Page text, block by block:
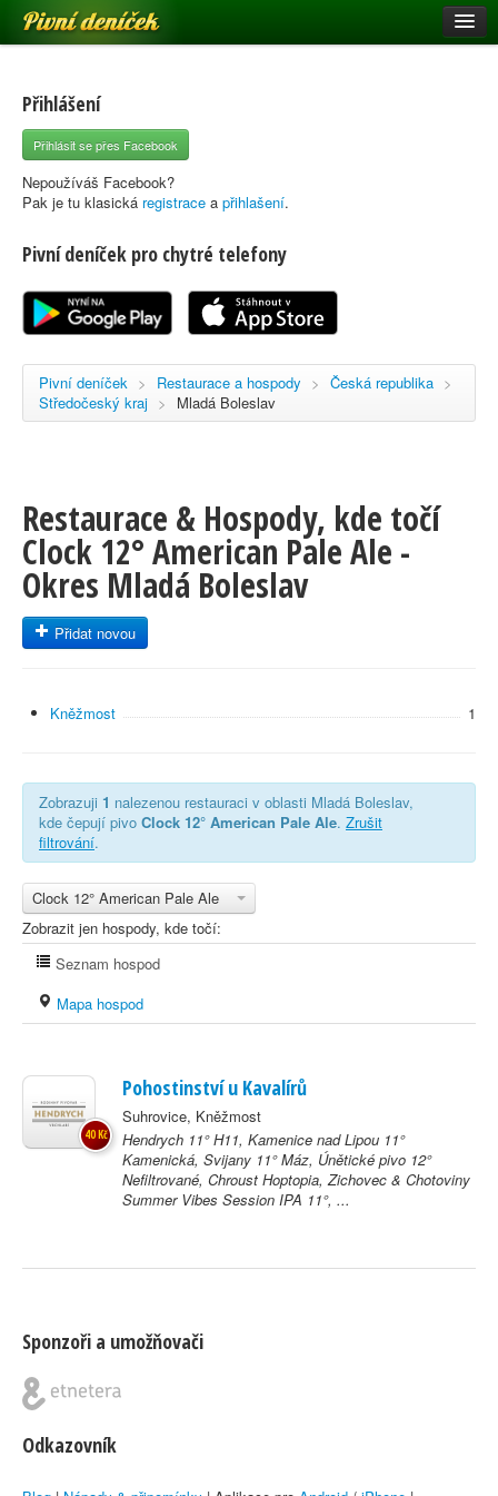
Pivní deníček
Pivní mapa
Pivní značky
Nápověda
Registrace
Přihlášení
Přihlásit se přes Facebook
Nepoužíváš Facebook?
Pak je tu klasická registrace a přihlašení.
Pivní deníček pro chytré telefony
Pivní deníček > Restaurace a hospody > Česká republika >
Středočeský kraj > Mladá Boleslav
Restaurace & Hospody, kde točí
Clock 12° American Pale Ale -
Okres Mladá Boleslav
Přidat novou
Kněžmost 1
Zobrazuji 1 nalezenou restauraci v oblasti Mladá Boleslav,
kde čepují pivo Clock 12° American Pale Ale. Zrušit
filtrování.
Clock 12° American Pale Ale
Zobrazit jen hospody, kde točí:
Seznam hospod
Mapa hospod
Pohostinství u Kavalírů
Suhrovice, Kněžmost
Hendrych 11° H11, Kamenice nad Lipou 11°
Kamenická, Svijany 11° Máz, Únětické pivo 12°
Nefiltrované, Chroust Hoptopia, Zichovec & Chotoviny
Summer Vibes Session IPA 11°, ...
40 Kč
Sponzoři a umožňovači
Odkazovník